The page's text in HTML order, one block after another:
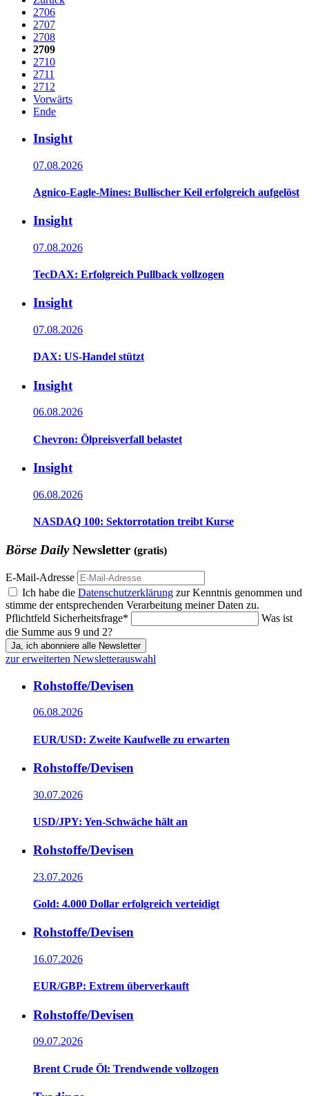
2706
2707
2708
2709
2710
2711
2712
Vorwärts
Ende
Insight
07.08.2026
Agnico-Eagle-Mines: Bullischer Keil erfolgreich aufgelöst
Insight
07.08.2026
TecDAX: Erfolgreich Pullback vollzogen
Insight
07.08.2026
DAX: US-Handel stützt
Insight
06.08.2026
Chevron: Ölpreisverfall belastet
Insight
06.08.2026
NASDAQ 100: Sektorrotation treibt Kurse
Börse DailyNewsletter (gratis)
E-Mail-Adresse
Ich habe die Datenschutzerklärung zur Kenntnis genommen und
stimme der entsprechenden Verarbeitung meiner Daten zu.
Pflichtfeld Sicherheitsfrage*
Was ist
die Summe aus 9 und 2?
Ja, ich abonniere alle Newsletter
zur erweiterten Newsletterauswahl
Rohstoffe/Devisen
06.08.2026
EUR/USD: Zweite Kaufwelle zu erwarten
Rohstoffe/Devisen
30.07.2026
USD/JPY: Yen-Schwäche hält an
Rohstoffe/Devisen
23.07.2026
Gold: 4.000 Dollar erfolgreich verteidigt
Rohstoffe/Devisen
16.07.2026
EUR/GBP: Extrem überverkauft
Rohstoffe/Devisen
09.07.2026
Brent Crude Öl: Trendwende vollzogen